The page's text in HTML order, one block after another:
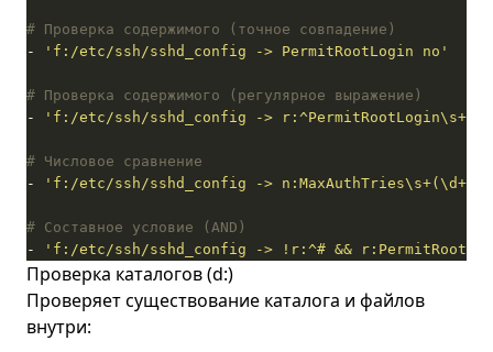
# Проверка содержимого (точное совпадение)
-
'f:/etc/ssh/sshd_config -> PermitRootLogin no'
# Проверка содержимого (регулярное выражение)
-
'f:/etc/ssh/sshd_config -> r:^PermitRootLogin\s+no'
# Числовое сравнение
-
'f:/etc/ssh/sshd_config -> n:MaxAuthTries\s+(\d+)
# Составное условие (AND)
-
'f:/etc/ssh/sshd_config -> !r:^# &&
Проверка каталогов (d:)
Проверяет существование каталога и файлов
внутри: